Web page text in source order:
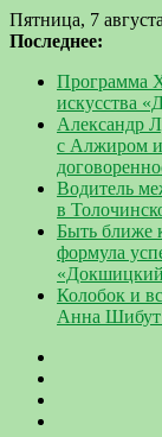
Пятница, 7
Последнее:
Программа
искусства
Александр
с Алжиром и
Водитель
в
Быть ближе
формула
«Докшицкий
Колобок и
Анна Шибут